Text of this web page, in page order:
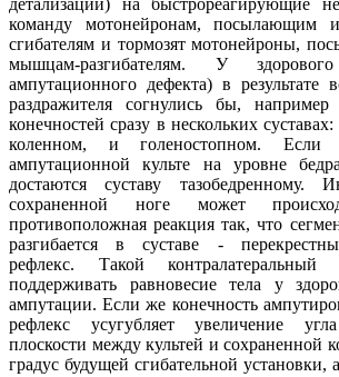
детализации) на быстрореагирующие
команду мотонейронам, посылающим
сгибателям и тормозят мотонейроны,
мышцам-разгибателям. У
ампутационного дефекта) в результате
раздражителя согнулись бы,
конечностей сразу в нескольких
коленном, и голеностопном.
ампутационной культе на уровне
достаются суставу тазобедренному.
сохраненной ноге может
противоположная реакция так, что
разгибается в суставе -
рефлекс. Такой контралатеральный
поддерживать равновесие тела у
ампутации. Если же конечность
рефлекс усугубляет увеличение
плоскости между культей и сохраненной
градус будущей сгибательной установки,